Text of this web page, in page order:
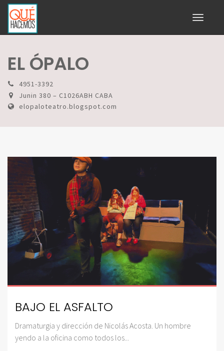
Toggle
EL ÓPALO
4951-3392
Junin 380 – C1026ABH CABA
elopaloteatro.blogspot.com
BAJO EL ASFALTO
Dramaturgia y dirección de Nicolás Acosta. Un hombre
yendo a la oficina como todos los...